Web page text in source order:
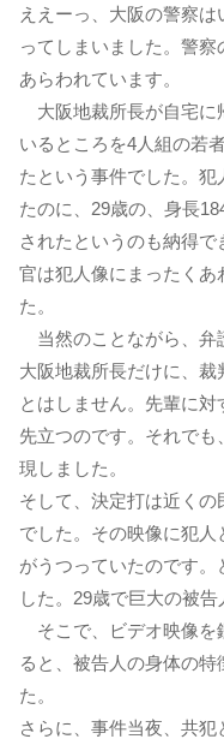
ええーっ、大阪の警察
ってしまいました。警
あらわれています。
大阪地裁所長が自宅に
いるところを4人組の若
たという事件でした。
たのに、29歳の、身長
されたというのも納得
官は犯人像にまったくあ
た。
当然のことながら、弁
大阪地裁所長だけに、
とはしません。先輩に
先立つのです。それで
現しました。
そして、決定打は近く
でした。その映像に犯
がうつっていたのです
した。29歳で巨大の被告
そこで、ビデオ映像を
ると、被告人の身体の
た。
さらに、事件当夜、共